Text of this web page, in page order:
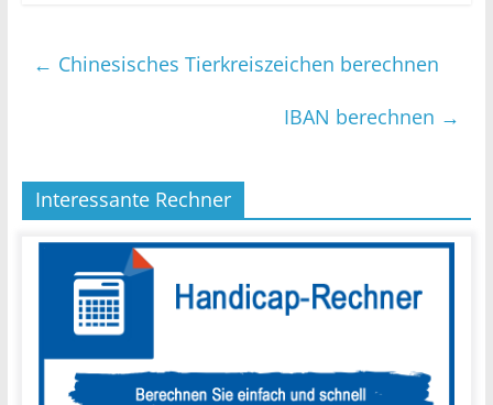
← Chinesisches Tierkreiszeichen berechnen
IBAN berechnen →
Interessante Rechner